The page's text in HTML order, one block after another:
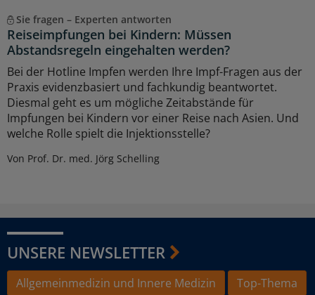
Sie fragen – Experten antworten
Reiseimpfungen bei Kindern: Müssen
Abstandsregeln eingehalten werden?
Bei der Hotline Impfen werden Ihre Impf-Fragen aus der
Praxis evidenzbasiert und fachkundig beantwortet.
Diesmal geht es um mögliche Zeitabstände für
Impfungen bei Kindern vor einer Reise nach Asien. Und
welche Rolle spielt die Injektionsstelle?
Von Prof. Dr. med. Jörg Schelling
UNSERE NEWSLETTER
Allgemeinmedizin und Innere Medizin
Top-Thema